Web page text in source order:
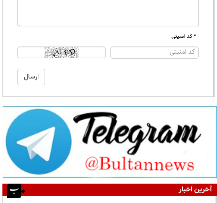
* کد امنیتی
آخرین اخبار